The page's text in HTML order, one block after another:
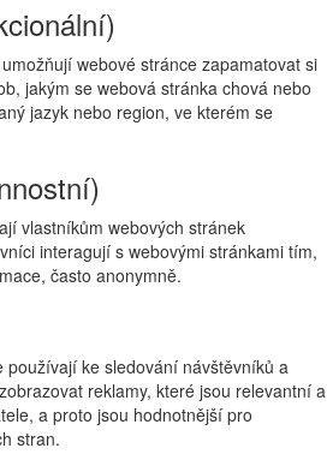
webové stránce zapamatovat si
jakým se webová stránka chová nebo
jazyk nebo region, ve kterém se
vlastníkům webových stránek
interagují s webovými stránkami tím,
často anonymně.
používají ke sledování návštěvníků a
reklamy, které jsou relevantní a
a proto jsou hodnotnější pro
stran.